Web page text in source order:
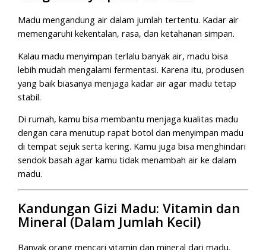
Madu mengandung air dalam jumlah tertentu. Kadar air
memengaruhi kekentalan, rasa, dan ketahanan simpan.
Kalau madu menyimpan terlalu banyak air, madu bisa
lebih mudah mengalami fermentasi. Karena itu, produsen
yang baik biasanya menjaga kadar air agar madu tetap
stabil.
Di rumah, kamu bisa membantu menjaga kualitas madu
dengan cara menutup rapat botol dan menyimpan madu
di tempat sejuk serta kering. Kamu juga bisa menghindari
sendok basah agar kamu tidak menambah air ke dalam
madu.
Kandungan Gizi Madu: Vitamin dan
Mineral (Dalam Jumlah Kecil)
Banyak orang mencari vitamin dan mineral dari madu.